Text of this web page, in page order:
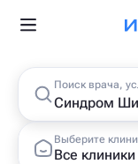
Поиск врача,
Выберите
Все клиники